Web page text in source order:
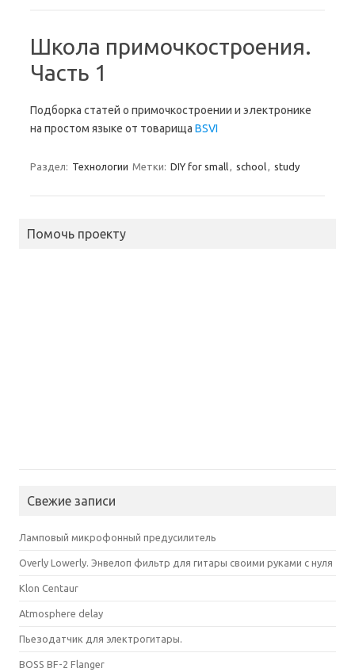
Школа примочкостроения.
Часть 1
Подборка статей о примочкостроении и электронике
на простом языке от товарища BSVI
Раздел: Технологии Метки: DIY for small, school, study
Помочь проекту
Свежие записи
Ламповый микрофонный предусилитель
Overly Lowerly. Энвелоп фильтр для гитары своими руками с нуля
Klon Centaur
Atmosphere delay
Пьезодатчик для электрогитары.
BOSS BF-2 Flanger